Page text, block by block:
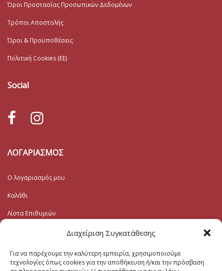
Διαχείριση Συγκατάθεσης
Για να παρέχουμε την καλύτερη εμπειρία, χρησιμοποιούμε
τεχνολογίες όπως cookies για την αποθήκευση ή/και την πρόσβαση
Όροι Προστασίας Προσωπικών Δεδομένων
Τρόποι Αποστολής
Όροι & Προϋποθέσεις
Πολιτική Cookies (ΕΕ)
Social
ΛΟΓΑΡΙΑΣΜΟΣ
Ο λογαριασμός μου
Καλάθι
Λίστα Επιθυμιών
Εγγραφή στο Ενημερωτικό